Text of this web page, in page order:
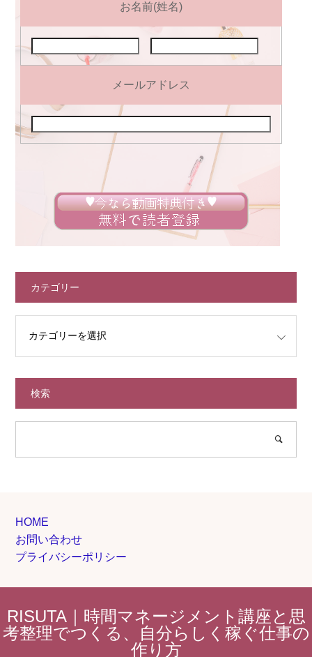
お名前(姓名)
メールアドレス
カテゴリー
検索
HOME
お問い合わせ
プライバシーポリシー
RISUTA｜時間マネージメント講座と思
考整理でつくる、自分らしく稼ぐ仕事の
作り方